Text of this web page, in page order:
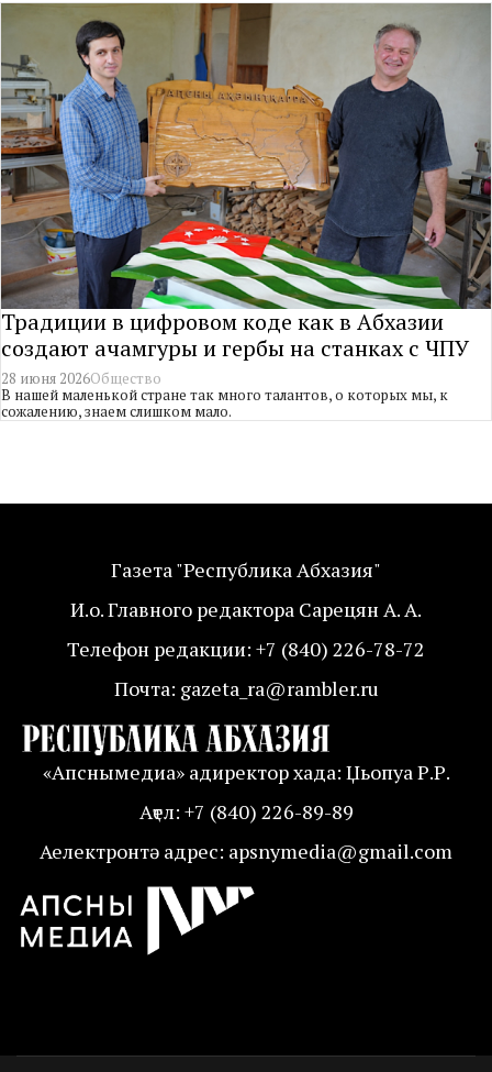
Традиции в цифровом коде как в Абхазии
создают ачамгуры и гербы на станках с ЧПУ
28 июня 2026Общество
В нашей маленькой стране так много талантов, о которых мы, к
сожалению, знаем слишком мало.
Газета "Республика Абхазия"
И.о. Главного редактора Сарецян А. А.
Телефон редакции: +7 (840) 226-78-72
Почта: gazeta_ra@rambler.ru
«Апснымедиа» адиректор хада: Џьопуа Р.Р.
Аҭел: +7 (840) 226-89-89
Аелектронтә адрес: apsnymedia@gmail.com